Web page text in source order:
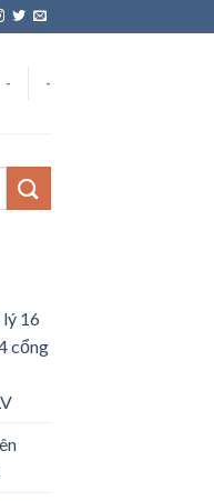
- -
16
cổng